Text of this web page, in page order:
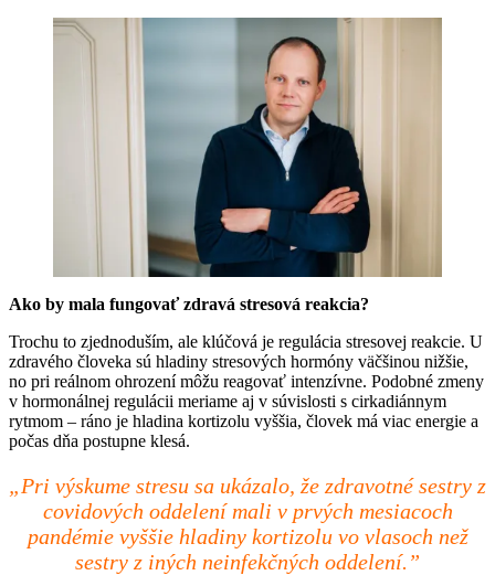
Ako by mala fungovať zdravá stresová reakcia?
Trochu to zjednoduším, ale klúčová je regulácia stresovej reakcie. U
zdravého človeka sú hladiny stresových hormóny väčšinou nižšie,
no pri reálnom ohrození môžu reagovať intenzívne. Podobné zmeny
v hormonálnej regulácii meriame aj v súvislosti s cirkadiánnym
rytmom – ráno je hladina kortizolu vyššia, človek má viac energie a
počas dňa postupne klesá.
„Pri výskume stresu sa ukázalo, že zdravotné sestry z
covidových oddelení mali v prvých mesiacoch
pandémie vyššie hladiny kortizolu vo vlasoch než
sestry z iných neinfekčných oddelení.”